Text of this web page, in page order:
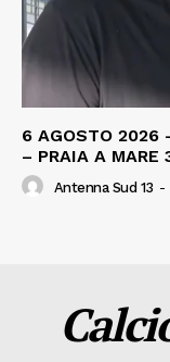
6 AGOSTO 2026
– PRAIA A MARE
Antenna Sud 13 -